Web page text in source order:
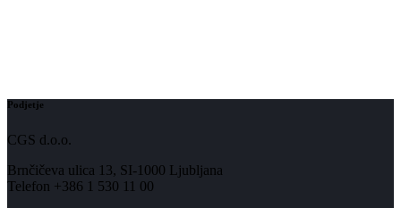
Podjetje
CGS d.o.o.
Brnčičeva ulica 13, SI-1000 Ljubljana
Telefon +386 1 530 11 00